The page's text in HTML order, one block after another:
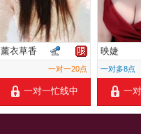
薰衣草香
一对一20点
一对一忙线中
映婕
一对多8点
一